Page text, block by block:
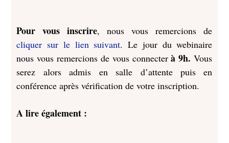
Pour vous inscrire, nous vous remercions de
cliquer sur le lien suivant. Le jour du webinaire
nous vous remercions de vous connecterà 9h. Vous
serez alors admis en salle d’attente puis en
conférence après vérification de votre inscription.
A lire également :